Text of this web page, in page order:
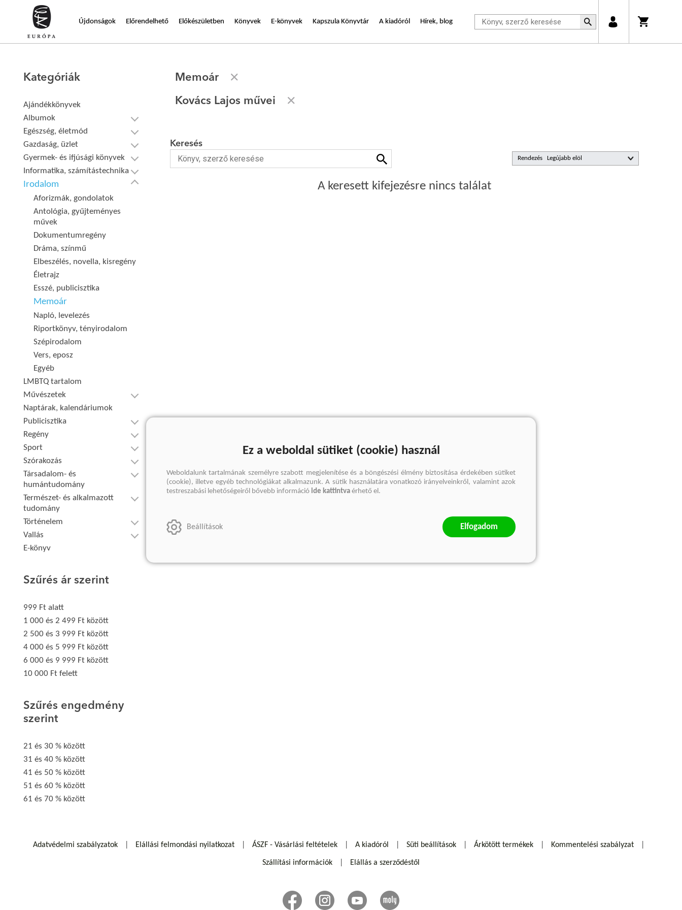
Újdonságok Előrendelhető Előkészületben Könyvek E-könyvek Kapszula Könyvtár A kiadóról Hírek, blog
Kategóriák
Ajándékkönyvek
Albumok
Egészség, életmód
Gazdaság, üzlet
Gyermek- és ifjúsági könyvek
Informatika, számítástechnika
Irodalom
Aforizmák, gondolatok
Antológia, gyűjteményes
művek
Dokumentumregény
Dráma, színmű
Elbeszélés, novella, kisregény
Életrajz
Esszé, publicisztika
Memoár
Napló, levelezés
Riportkönyv, tényirodalom
Szépirodalom
Vers, eposz
Egyéb
LMBTQ tartalom
Művészetek
Naptárak, kalendáriumok
Publicisztika
Regény
Sport
Szórakozás
Társadalom- és
humántudomány
Természet- és alkalmazott
tudomány
Történelem
Vallás
E-könyv
Szűrés ár szerint
999 Ft alatt
1 000 és 2 499 Ft között
2 500 és 3 999 Ft között
4 000 és 5 999 Ft között
6 000 és 9 999 Ft között
10 000 Ft felett
Szűrés engedmény
szerint
21 és 30 % között
31 és 40 % között
41 és 50 % között
51 és 60 % között
61 és 70 % között
Memoár
Kovács Lajos művei
Rendezés
Keresés
A keresett kifejezésre nincs találat
Adatvédelmi szabályzatok Elállási felmondási nyilatkozat ÁSZF - Vásárlási feltételek A kiadóról Süti beállítások Árkötött termékek Kommentelési szabályzat
Szállítási információk Elállás a szerződéstől
Ez a weboldal sütiket (cookie) használ
Weboldalunk tartalmának személyre szabott megjelenítése és a böngészési élmény biztosítása érdekében sütiket
(cookie), illetve egyéb technológiákat alkalmazunk. A sütik használatára vonatkozó irányelveinkről, valamint azok
testreszabási lehetőségeiről bővebb információ ide kattintva érhető el.
Beállítások Elfogadom